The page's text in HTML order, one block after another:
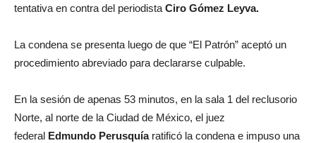
tentativa en contra del periodista Ciro Gómez Leyva.
La condena se presenta luego de que “El Patrón” aceptó un
procedimiento abreviado para declararse culpable.
En la sesión de apenas 53 minutos, en la sala 1 del reclusorio
Norte, al norte de la Ciudad de México, el juez
federal Edmundo Perusquía ratificó la condena e impuso una